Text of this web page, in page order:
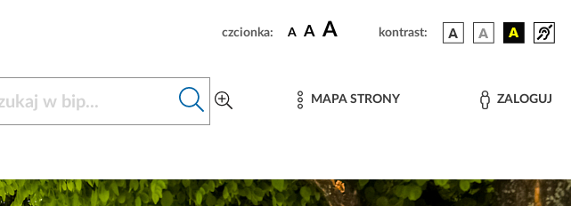
czcionka: A A A kontrast:
MAPA STRONY ZALOGUJ